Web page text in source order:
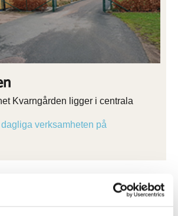
Kvarngården ligger i centrala
verksamheten på